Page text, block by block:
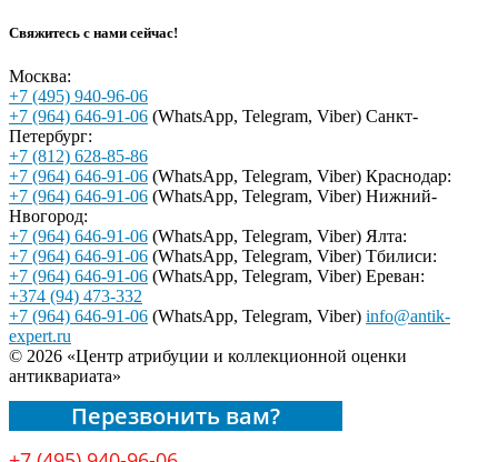
Свяжитесь с нами сейчас!
Москва:
+7 (495) 940-96-06
+7 (964) 646-91-06 (WhatsApp, Telegram, Viber) Санкт-
Петербург:
+7 (812) 628-85-86
+7 (964) 646-91-06 (WhatsApp, Telegram, Viber) Краснодар:
+7 (964) 646-91-06 (WhatsApp, Telegram, Viber) Нижний-
Нвогород:
+7 (964) 646-91-06 (WhatsApp, Telegram, Viber) Ялта:
+7 (964) 646-91-06 (WhatsApp, Telegram, Viber) Тбилиси:
+7 (964) 646-91-06 (WhatsApp, Telegram, Viber) Ереван:
+374 (94) 473-332
+7 (964) 646-91-06 (WhatsApp, Telegram, Viber) info@antik-
expert.ru
© 2026 «Центр атрибуции и коллекционной оценки
антиквариата»
Перезвонить вам?